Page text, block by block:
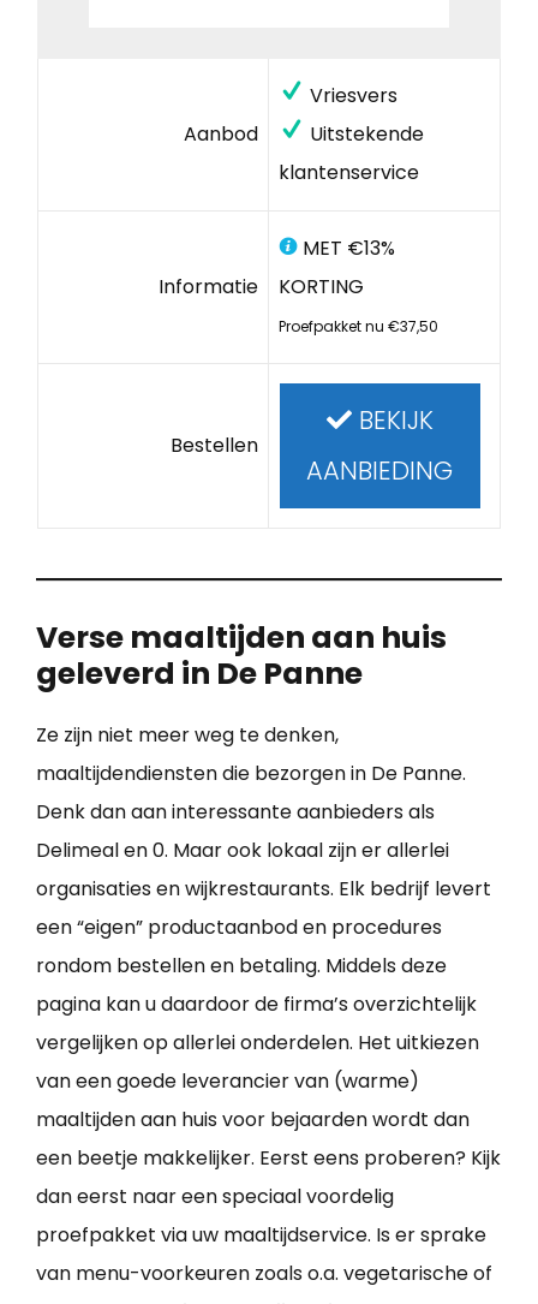
Aanbod
Vriesvers
Uitstekende
klantenservice
Informatie
MET €13%
KORTING
Proefpakket nu €37,50
Bestellen
BEKIJK
AANBIEDING
Verse maaltijden aan huis
geleverd in De Panne
Ze zijn niet meer weg te denken,
maaltijdendiensten die bezorgen in De Panne.
Denk dan aan interessante aanbieders als
Delimeal en 0. Maar ook lokaal zijn er allerlei
organisaties en wijkrestaurants. Elk bedrijf levert
een “eigen” productaanbod en procedures
rondom bestellen en betaling. Middels deze
pagina kan u daardoor de firma’s overzichtelijk
vergelijken op allerlei onderdelen. Het uitkiezen
van een goede leverancier van (warme)
maaltijden aan huis voor bejaarden wordt dan
een beetje makkelijker. Eerst eens proberen? Kijk
dan eerst naar een speciaal voordelig
proefpakket via uw maaltijdservice. Is er sprake
van menu-voorkeuren zoals o.a. vegetarische of